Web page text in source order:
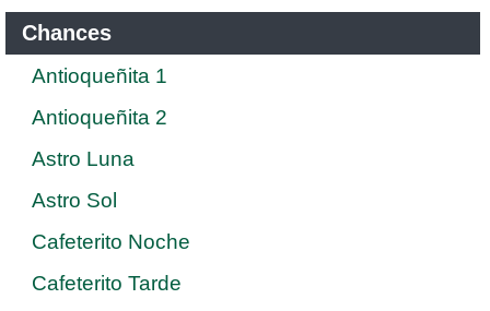
Chances
Antioqueñita 1
Antioqueñita 2
Astro Luna
Astro Sol
Cafeterito Noche
Cafeterito Tarde